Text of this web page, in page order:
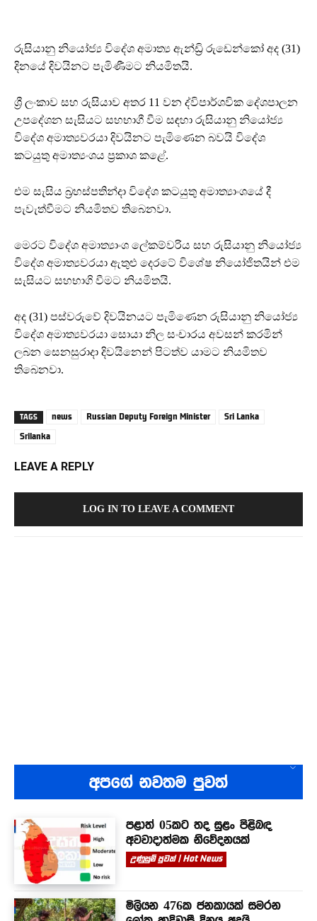
රුසියානු නියෝජ්‍ය විදේශ අමාත්‍ය ඇන්ඩ්‍රි රුඩෙන්කෝ අද (31)
දිනයේ දිවයිනට පැමිණීමට නියමිතයි.
ශ්‍රී ලංකාව සහ රුසියාව අතර 11 වන ද්විපාර්ශවික දේශපාලන
උපදේශන සැසියට සහභාගී වීම සඳහා රුසියානු නියෝජ්‍ය
විදේශ අමාත්‍යවරයා දිවයිනට පැමිණෙන බවයි විදේශ
කටයුතු අමාත්‍යංශය ප්‍රකාශ කළේ.
එම සැසිය බ්‍රහස්පතින්දා විදේශ කටයුතු අමාත්‍යාංශයේ දී
පැවැත්වීමට නියමිතව තිබෙනවා.
මෙරට විදේශ අමාත්‍යාංශ ලේකම්වරිය සහ රුසියානු නියෝජ්‍ය
විදේශ අමාත්‍යවරයා ඇතුළු දෙරටේ විශේෂ නියෝජිතයින් එම
සැසියට සහභාගි වීමට නියමිතයි.
අද (31) පස්වරුවේ දිවයිනයට පැමිණෙන රුසියානු නියෝජ්‍ය
විදේශ අමාත්‍යවරයා සොයා නිල සංචාරය අවසන් කරමින්
ලබන සෙනසුරාදා දිවයිනෙන් පිටත්ව යාමට නියමිතව
තිබෙනවා.
TAGS news Russian Deputy Foreign Minister
Sri Lanka
Srilanka
LEAVE A REPLY
LOG IN TO LEAVE A COMMENT
අපගේ නවතම පුවත්
පළාත් 05කට තද සුළං පිළිබඳ
අවවාදාත්මක නිවේදනයක්
උණුසුම් පුවත් | Hot News
මිලියන 476ක ජනකායක් සමරන